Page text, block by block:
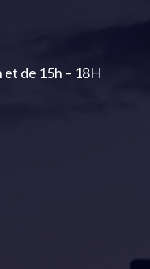
et de 15h – 18H